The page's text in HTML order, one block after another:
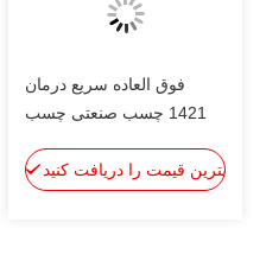
فوق العاده سریع درمان
1421 چسب صنعتی چسب
بهترین قیمت را دریافت کنید